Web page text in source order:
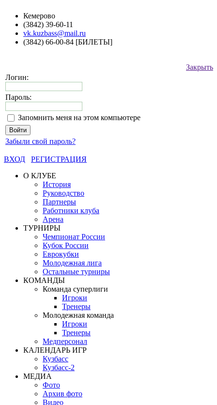
Кемерово
(3842) 39-60-11
vk.kuzbass@mail.ru
(3842) 66-00-84 [БИЛЕТЫ]
Закрыть
Логин:
Пароль:
Запомнить меня на этом компьютере
Забыли свой пароль?
ВХОД
РЕГИСТРАЦИЯ
О КЛУБЕ
История
Руководство
Партнеры
Работники клуба
Арена
ТУРНИРЫ
Чемпионат России
Кубок России
Еврокубки
Молодежная лига
Остальные турниры
КОМАНДЫ
Команда суперлиги
Игроки
Тренеры
Молодежная команда
Игроки
Тренеры
Медперсонал
КАЛЕНДАРЬ ИГР
Кузбасс
Кузбасс-2
МЕДИА
Фото
Архив фото
Видео